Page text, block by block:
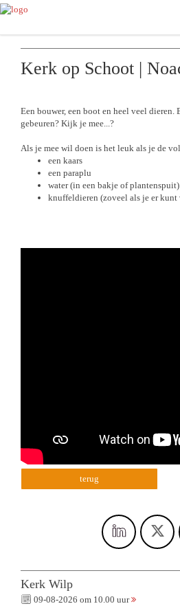
Kerk op Schoot |
Een bouwer, een boot en heel veel
gebeuren? Kijk je mee...?
Als je mee wil doen is het leuk als je de
een kaars
een paraplu
water (in een bakje of plantenspuit)
knuffeldieren (zoveel als je er kunt
terug
Kerk Wilp
09-08-2026 om 10.00 uur